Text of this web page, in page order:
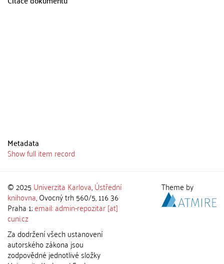
Metadata
Show full item record
© 2025 Univerzita Karlova,Ústřední
knihovna, Ovocný trh 560/5, 116 36
Praha 1;email: admin-repozitar [at]
cuni.cz
Za dodržení všech ustanovení
autorského zákona jsou
zodpovědné jednotlivé složky
Theme by